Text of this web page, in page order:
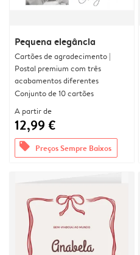
Pequena elegância
Cartões de agradecimento |
Postal premium com três
acabamentos diferentes
Conjunto de 10 cartões
A partir de
12,99 €
offers Preços Sempre Baixos